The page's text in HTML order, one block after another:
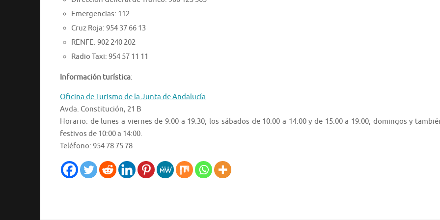
Emergencias: 112
Cruz Roja: 954 37 66 13
RENFE: 902 240 202
Radio Taxi: 954 57 11 11
Información turística:
Oficina de Turismo de la Junta de Andalucía
Avda. Constitución, 21 B
Horario: de lunes a viernes de 9:00 a 19:30; los sábados de 10:00 a 14:00 y de 15:00 a 19:00; domingos y
festivos de 10:00 a 14:00.
Teléfono: 954 78 75 78